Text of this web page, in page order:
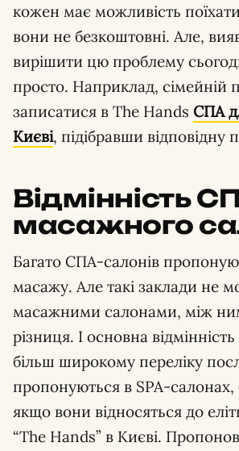
кожен має можливість
вони не безкоштовні. Але,
вирішити цю проблему
просто. Наприклад, сімейній
записатися в The Hands СПА
Києві, підібравши відповідну
Відмінність
масажного
Багато СПА-салонів
масажу. Але такі заклади не
масажними салонами, між
різниця. І основна
більш широкому переліку
пропонуються в SPA-
якщо вони відносяться до
“The Hands” в Києві.